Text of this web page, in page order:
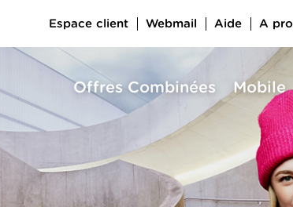
Offres Combinées Mobile
Espace client Webmail Aide A